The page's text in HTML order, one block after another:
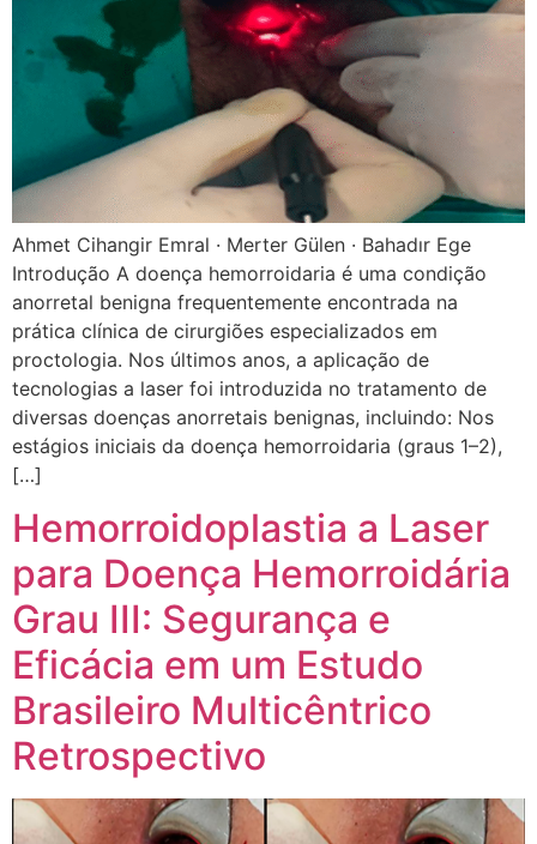
Ahmet Cihangir Emral · Merter Gülen · Bahadır Ege
Introdução A doença hemorroidaria é uma condição
anorretal benigna frequentemente encontrada na
prática clínica de cirurgiões especializados em
proctologia. Nos últimos anos, a aplicação de
tecnologias a laser foi introduzida no tratamento de
diversas doenças anorretais benignas, incluindo: Nos
estágios iniciais da doença hemorroidaria (graus 1–2),
[…]
Hemorroido­plastia a Laser
para Doença Hemorroidária
Grau III: Segurança e
Eficácia em um Estudo
Brasileiro Multicêntrico
Retrospectivo